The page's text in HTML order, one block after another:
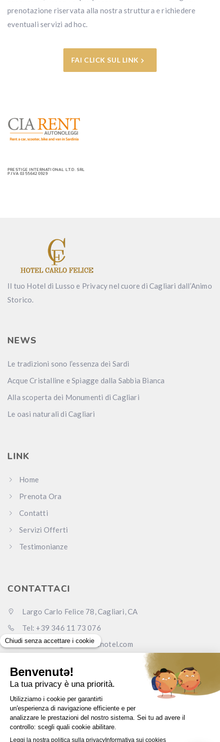
prenotazione riservata alla nostra struttura e richiedere
eventuali servizi ad hoc.
FAI CLICK SUL LINK
PRESTIGE INTERNATIONAL L.T.D. SRL
P.IVA 03556420929
Il tuo Hotel di Lusso e Privacy nel cuore di Cagliari dall’Animo
Storico.
NEWS
Le tradizioni sono l’essenza dei Sardi
Acque Cristalline e Spiagge dalla Sabbia Bianca
Alla scoperta dei Monumenti di Cagliari
Le oasi naturali di Cagliari
LINK
Home
Prenota Ora
Contatti
Servizi Offerti
Testimonianze
CONTATTACI
Largo Carlo Felice 78, Cagliari, CA
Tel: +39 346 11 73 076
Email: info@carlofelicehotel.com
www.carlofelicehotel.com